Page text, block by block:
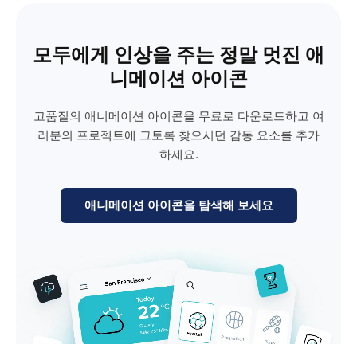
모두에게 인상을 주는 정말 멋진 애
니메이션 아이콘
고품질의 애니메이션 아이콘을 무료로 다운로드하고 여
러분의 프로젝트에 그토록 찾으시던 감동 요소를 추가
하세요.
애니메이션 아이콘을 탐색해 보세요